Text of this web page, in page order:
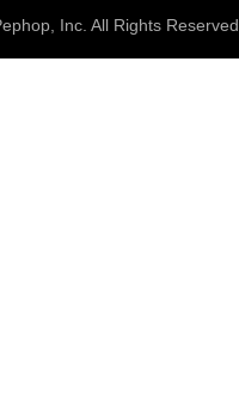
Inc. All Rights Reserved